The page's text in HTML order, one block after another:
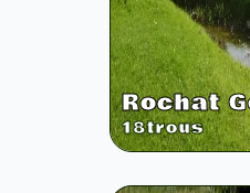
Rochat
18trous